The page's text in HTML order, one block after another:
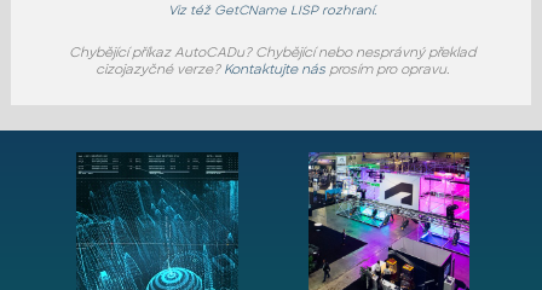
Viz též GetCNameLISP rozhraní.
Chybějící příkaz AutoCADu? Chybějící nebo nesprávný překlad
cizojazyčné verze? Kontaktujte násprosím pro opravu.